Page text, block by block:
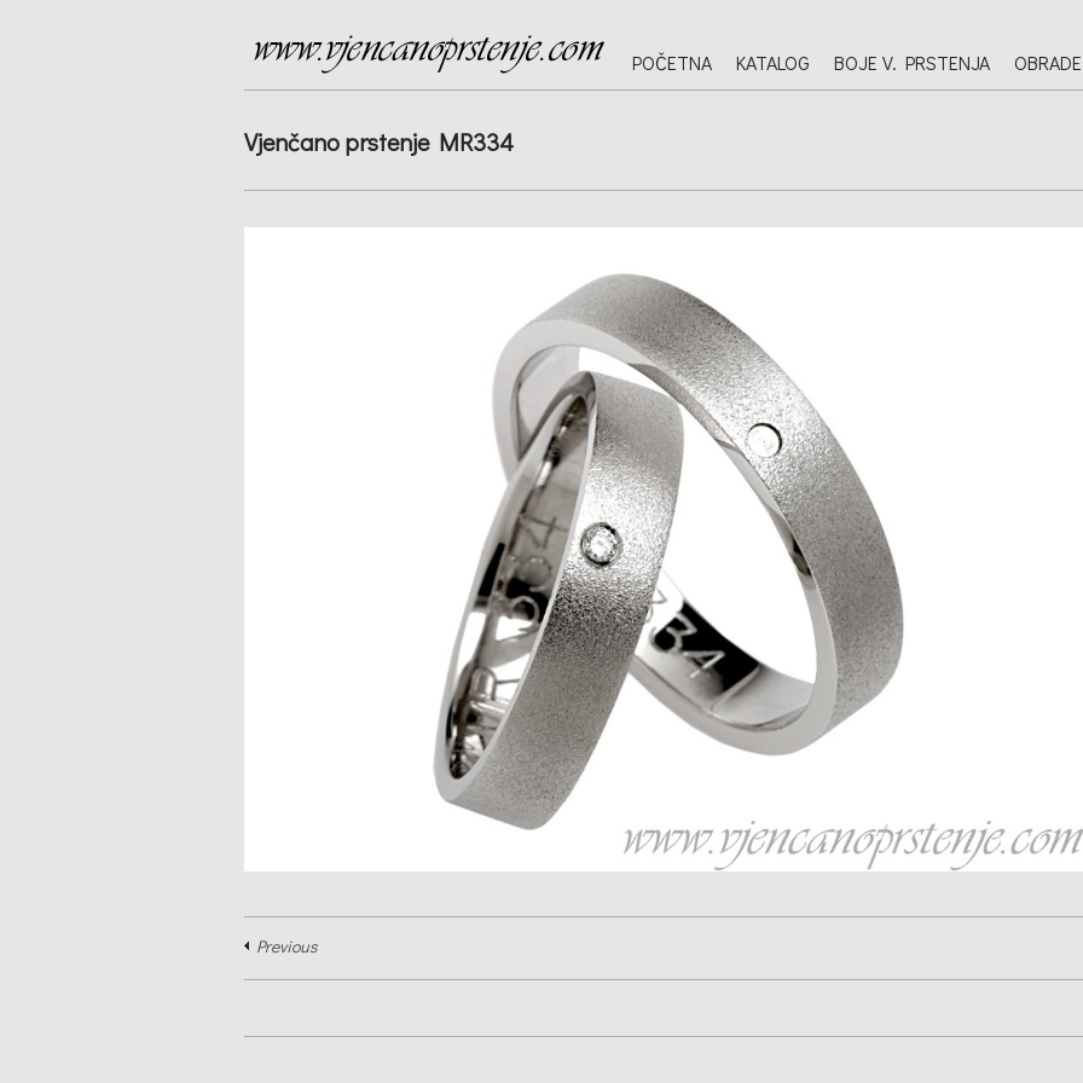
POČETNA KATALOG BOJE V. PRSTENJA
Vjenčano prstenje MR334
Previous